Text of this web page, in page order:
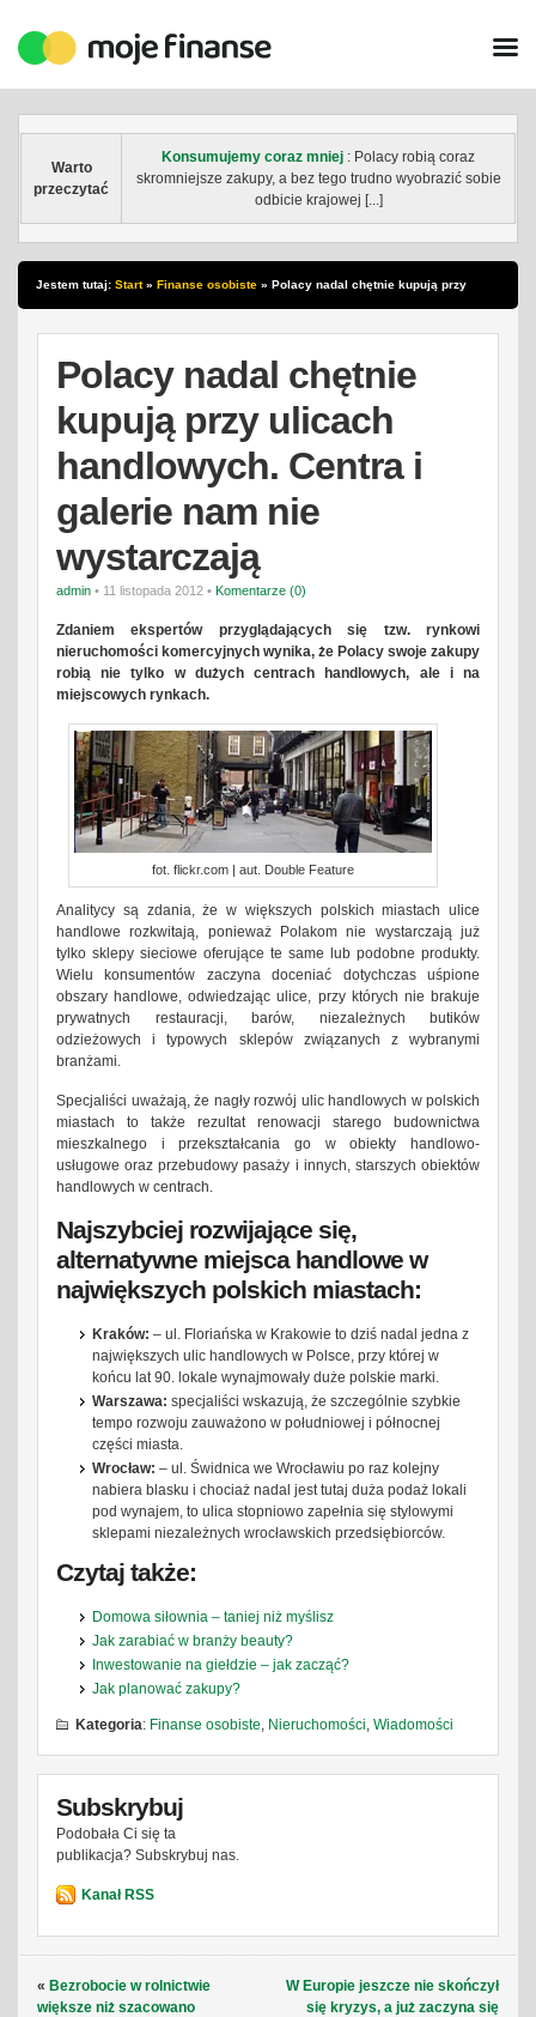
Warto
przeczytać
Konsumujemy coraz mniej : Polacy robią coraz
skromniejsze zakupy, a bez tego trudno wyobrazić sobie
odbicie krajowej [...]
Jestem tutaj: Start» Finanse osobiste » Polacy nadal chętnie kupują przy
ulicach handlowych. Centra i galerie nam nie wystarczają
Polacy nadal chętnie
kupują przy ulicach
handlowych. Centra i
galerie nam nie
wystarczają
admin • 11 listopada 2012 • Komentarze (0)
Zdaniem ekspertów przyglądających się tzw. rynkowi
nieruchomości komercyjnych wynika, że Polacy swoje zakupy
robią nie tylko w dużych centrach handlowych, ale i na
miejscowych rynkach.
fot. flickr.com | aut. Double Feature
Analitycy są zdania, że w większych polskich miastach ulice
handlowe rozkwitają, ponieważ Polakom nie wystarczają już
tylko sklepy sieciowe oferujące te same lub podobne produkty.
Wielu konsumentów zaczyna doceniać dotychczas uśpione
obszary handlowe, odwiedzając ulice, przy których nie brakuje
prywatnych restauracji, barów, niezależnych butików
odzieżowych i typowych sklepów związanych z wybranymi
branżami.
Specjaliści uważają, że nagły rozwój ulic handlowych w polskich
miastach to także rezultat renowacji starego budownictwa
mieszkalnego i przekształcania go w obiekty handlowo-
usługowe oraz przebudowy pasaży i innych, starszych obiektów
handlowych w centrach.
Najszybciej rozwijające się,
alternatywne miejsca handlowe w
największych polskich miastach:
Kraków: – ul. Floriańska w Krakowie to dziś nadal jedna z
największych ulic handlowych w Polsce, przy której w
końcu lat 90. lokale wynajmowały duże polskie marki.
Warszawa: specjaliści wskazują, że szczególnie szybkie
tempo rozwoju zauważono w południowej i północnej
części miasta.
Wrocław: – ul. Świdnica we Wrocławiu po raz kolejny
nabiera blasku i chociaż nadal jest tutaj duża podaż lokali
pod wynajem, to ulica stopniowo zapełnia się stylowymi
sklepami niezależnych wrocławskich przedsiębiorców.
Czytaj także:
Domowa siłownia – taniej niż myślisz
Jak zarabiać w branży beauty?
Inwestowanie na giełdzie – jak zacząć?
Jak planować zakupy?
Kategoria: Finanse osobiste, Nieruchomości, Wiadomości
Subskrybuj
Podobała Ci się ta
publikacja? Subskrybuj nas.
Kanał RSS
W Europie jeszcze nie skończył
się kryzys, a już zaczyna się
« Bezrobocie w rolnictwie
większe niż szacowano